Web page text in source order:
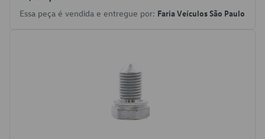
Essa peça é vendida e entregue por: Faria Veículos São Paulo